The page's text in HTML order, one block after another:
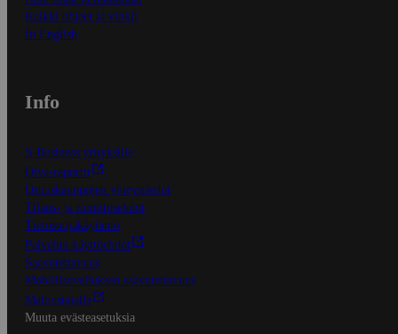
Kaikki ohjeet ja vinkit
In English
Info
S-Business yrityksille
Oiva-raportit
Osuuskauppojen yhteystiedot
Tilaus- ja toimitusehdot
Tietosuojakäytäntö
Palvelun käyttöehdot
Saavutettavuus
Mobiilisovelluksen saavutettavuus
Mainostajalle
Muuta evästeasetuksia